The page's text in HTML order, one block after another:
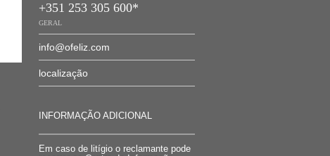
+351 253 305 600*
GERAL
info@ofeliz.com
localização
INFORMAÇÃO ADICIONAL
Em caso de litígio o reclamante pode